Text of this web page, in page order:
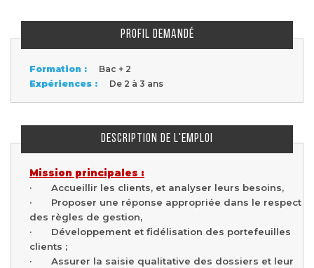
PROFIL DEMANDÉ
Formation :
Bac + 2
Expériences :
De 2 à 3 ans
DESCRIPTION DE L'EMPLOI
Mission principales :
· Accueillir les clients, et analyser leurs besoins,
· Proposer une réponse appropriée dans le respect
des règles de gestion,
· Développement et fidélisation des portefeuilles
clients ;
· Assurer la saisie qualitative des dossiers et leur